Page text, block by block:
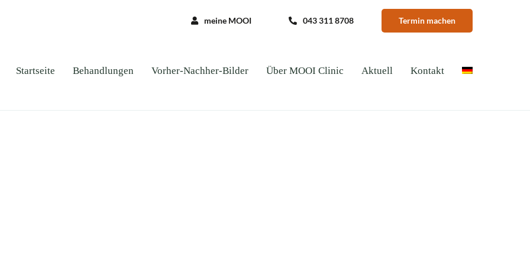
meine MOOI 043 311 8708 Termin machen
Startseite Behandlungen Vorher-Nachher-Bilder Über MOOI Clinic Aktuell Kontakt